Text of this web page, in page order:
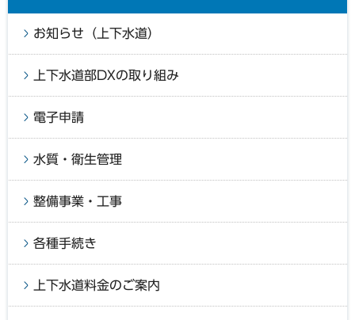
お知らせ（上下水道）
上下水道部DXの取り組み
電子申請
水質・衛生管理
整備事業・工事
各種手続き
上下水道料金のご案内